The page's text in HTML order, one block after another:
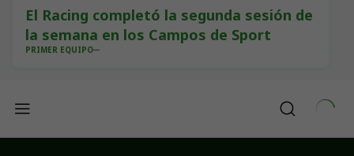
El Racing completó la segunda sesión de
la semana en los Campos de Sport
PRIMER EQUIPO